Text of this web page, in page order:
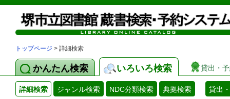
トップページ > 詳細検索
かんたん検索 いろいろ検索 貸出・
詳細検索 ジャンル検索 NDC分類検索 典拠検索 貸出